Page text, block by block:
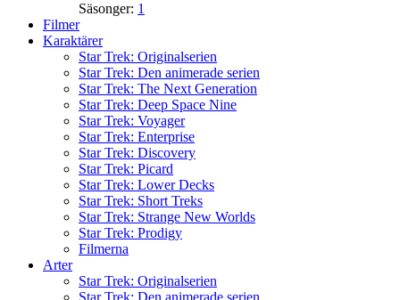
Säsonger: 1
Filmer
Karaktärer
Star Trek: Originalserien
Star Trek: Den animerade serien
Star Trek: The Next Generation
Star Trek: Deep Space Nine
Star Trek: Voyager
Star Trek: Enterprise
Star Trek: Discovery
Star Trek: Picard
Star Trek: Lower Decks
Star Trek: Short Treks
Star Trek: Strange New Worlds
Star Trek: Prodigy
Filmerna
Arter
Star Trek: Originalserien
Star Trek: Den animerade serien